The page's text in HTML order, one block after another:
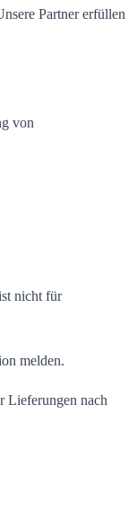
Partner erfüllen
von
nicht für
melden.
Lieferungen nach